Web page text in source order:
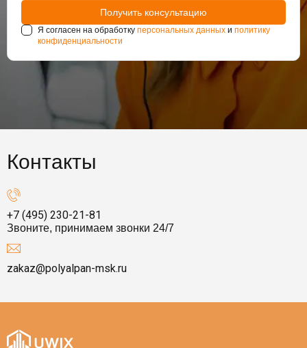
Я согласен на обработку персональных данных и политику
конфиденциальности
Контакты
+7 (495) 230-21-81
Звоните, принимаем звонки 24/7
zakaz@polyalpan-msk.ru